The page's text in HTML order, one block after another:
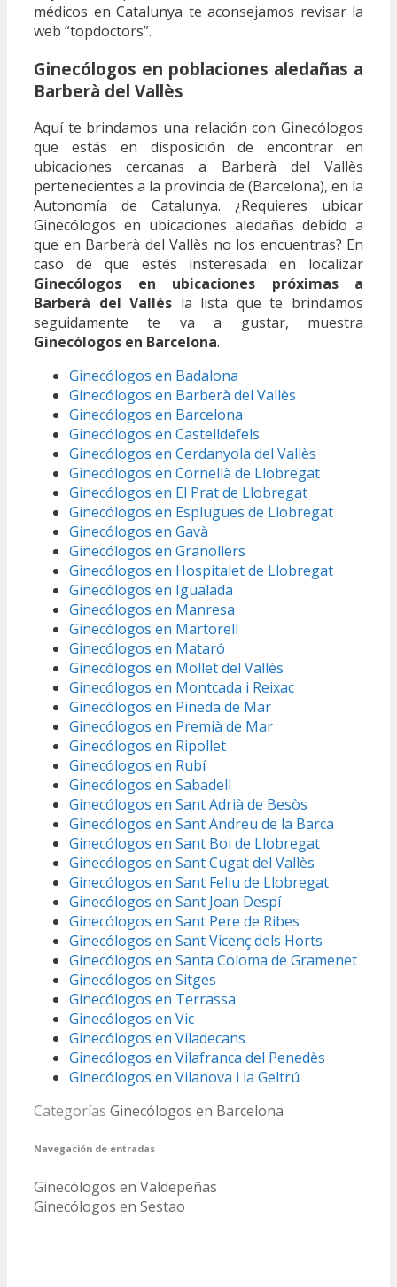
médicos en Catalunya te aconsejamos revisar la
web “topdoctors”.
Ginecólogos en poblaciones aledañas a
Barberà del Vallès
Aquí te brindamos una relación con Ginecólogos
que estás en disposición de encontrar en
ubicaciones cercanas a Barberà del Vallès
pertenecientes a la provincia de (Barcelona), en la
Autonomía de Catalunya. ¿Requieres ubicar
Ginecólogos en ubicaciones aledañas debido a
que en Barberà del Vallès no los encuentras? En
caso de que estés insteresada en localizar
Ginecólogos en ubicaciones próximas a
Barberà del Vallès la lista que te brindamos
seguidamente te va a gustar, muestra
Ginecólogos en Barcelona.
Ginecólogos en Badalona
Ginecólogos en Barberà del Vallès
Ginecólogos en Barcelona
Ginecólogos en Castelldefels
Ginecólogos en Cerdanyola del Vallès
Ginecólogos en Cornellà de Llobregat
Ginecólogos en El Prat de Llobregat
Ginecólogos en Esplugues de Llobregat
Ginecólogos en Gavà
Ginecólogos en Granollers
Ginecólogos en Hospitalet de Llobregat
Ginecólogos en Igualada
Ginecólogos en Manresa
Ginecólogos en Martorell
Ginecólogos en Mataró
Ginecólogos en Mollet del Vallès
Ginecólogos en Montcada i Reixac
Ginecólogos en Pineda de Mar
Ginecólogos en Premià de Mar
Ginecólogos en Ripollet
Ginecólogos en Rubí
Ginecólogos en Sabadell
Ginecólogos en Sant Adrià de Besòs
Ginecólogos en Sant Andreu de la Barca
Ginecólogos en Sant Boi de Llobregat
Ginecólogos en Sant Cugat del Vallès
Ginecólogos en Sant Feliu de Llobregat
Ginecólogos en Sant Joan Despí
Ginecólogos en Sant Pere de Ribes
Ginecólogos en Sant Vicenç dels Horts
Ginecólogos en Santa Coloma de Gramenet
Ginecólogos en Sitges
Ginecólogos en Terrassa
Ginecólogos en Vic
Ginecólogos en Viladecans
Ginecólogos en Vilafranca del Penedès
Ginecólogos en Vilanova i la Geltrú
Categorías Ginecólogos en Barcelona
Navegación de entradas
Ginecólogos en Valdepeñas
Ginecólogos en Sestao